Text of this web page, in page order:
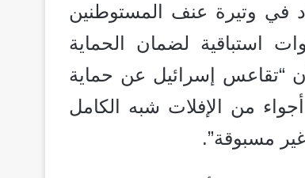
في وتيرة عنف المستوطنين
استباقية لضمان الحماية
أن “تقاعس إسرائيل عن حماية
من الإفلات شبه الكامل
مسبوقة”.